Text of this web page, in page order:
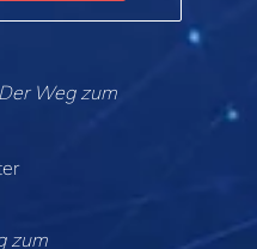
Der Weg zum
zum